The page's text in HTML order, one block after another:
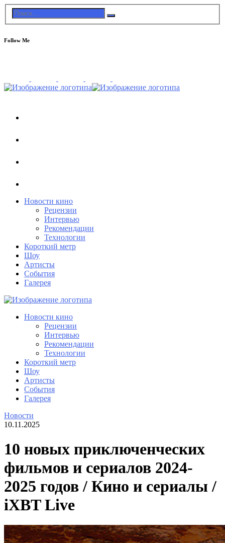
Follow Me
Новости кино
Рецензии
Интервью
Рекомендации
Технологии
Короткий метр
Шоу
Артисты
События
Галерея
Новости кино
Рецензии
Интервью
Рекомендации
Технологии
Короткий метр
Шоу
Артисты
События
Галерея
Новости
10.11.2025
10 новых приключенческих
фильмов и сериалов 2024-
2025 годов / Кино и сериалы /
iXBT Live